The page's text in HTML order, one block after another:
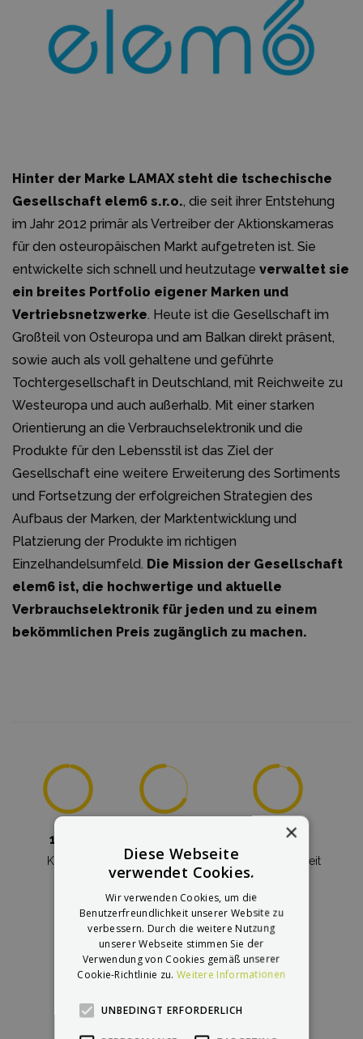
Hinter der Marke LAMAX steht die tschechische
Gesellschaft elem6 s.r.o., die seit ihrer Entstehung
im Jahr 2012 primär als Vertreiber der Aktionskameras
für den osteuropäischen Markt aufgetreten ist. Sie
entwickelte sich schnell und heutzutage verwaltet sie
ein breites Portfolio eigener Marken und
Vertriebsnetzwerke. Heute ist die Gesellschaft im
Großteil von Osteuropa und am Balkan direkt präsent,
sowie auch als voll gehaltene und geführte
Tochtergesellschaft in Deutschland, mit Reichweite zu
Westeuropa und auch außerhalb. Mit einer starken
Orientierung an die Verbrauchselektronik und die
Produkte für den Lebensstil ist das Ziel der
Gesellschaft eine weitere Erweiterung des Sortiments
und Fortsetzung der erfolgreichen Strategien des
Aufbaus der Marken, der Marktentwicklung und
Platzierung der Produkte im richtigen
Einzelhandelsumfeld. Die Mission der Gesellschaft
elem6 ist, die hochwertige und aktuelle
Verbrauchselektronik für jeden und zu einem
bekömmlichen Preis zugänglich zu machen.
10/10
Komfort Einfache Wartung
30 km/h
Geschwindigkeit
39 kg 800 W 20 km
×
Diese Webseite
verwendet Cookies.
Wir verwenden Cookies, um die
Benutzerfreundlichkeit unserer Website zu
verbessern. Durch die weitere Nutzung
unserer Webseite stimmen Sie der
Verwendung von Cookies gemäß unserer
Cookie-Richtlinie zu.Weitere Informationen
UNBEDINGT ERFORDERLICH